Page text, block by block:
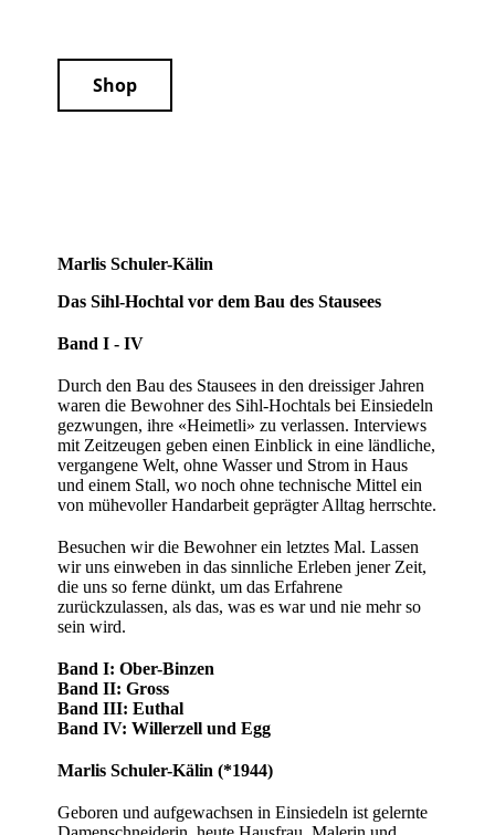
Shop
Marlis Schuler-Kälin
Das Sihl-Hochtal vor dem Bau des Stausees
Band I - IV
Durch den Bau des Stausees in den dreissiger Jahren
waren die Bewohner des Sihl-Hochtals bei Einsiedeln
gezwungen, ihre «Heimetli» zu verlassen. Interviews
mit Zeitzeugen geben einen Einblick in eine ländliche,
vergangene Welt, ohne Wasser und Strom in Haus
und einem Stall, wo noch ohne technische Mittel ein
von mühevoller Handarbeit geprägter Alltag herrschte.
Besuchen wir die Bewohner ein letztes Mal. Lassen
wir uns einweben in das sinnliche Erleben jener Zeit,
die uns so ferne dünkt, um das Erfahrene
zurückzulassen, als das, was es war und nie mehr so
sein wird.
Band I: Ober-Binzen
Band II: Gross
Band III: Euthal
Band IV: Willerzell und Egg
Marlis Schuler-Kälin (*1944)
Geboren und aufgewachsen in Einsiedeln ist gelernte